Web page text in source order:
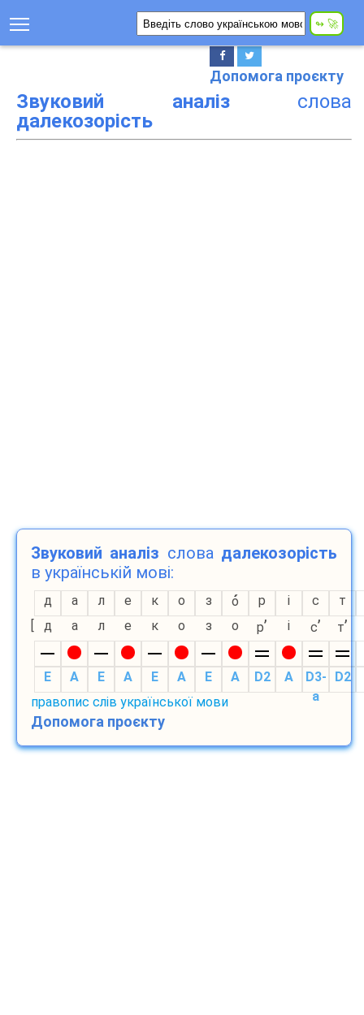
Допомога проєкту
Звуковий аналізслова
далекозорість
Звуковий аналіз слова далекозорість
в українській мові:
д а л е к о з о р і с
т
[
д а л е к о з о р’ і с’ т’
E A E A E A E A D2 A
D3-
а
D2
правопис слів української мови
Допомога проєкту